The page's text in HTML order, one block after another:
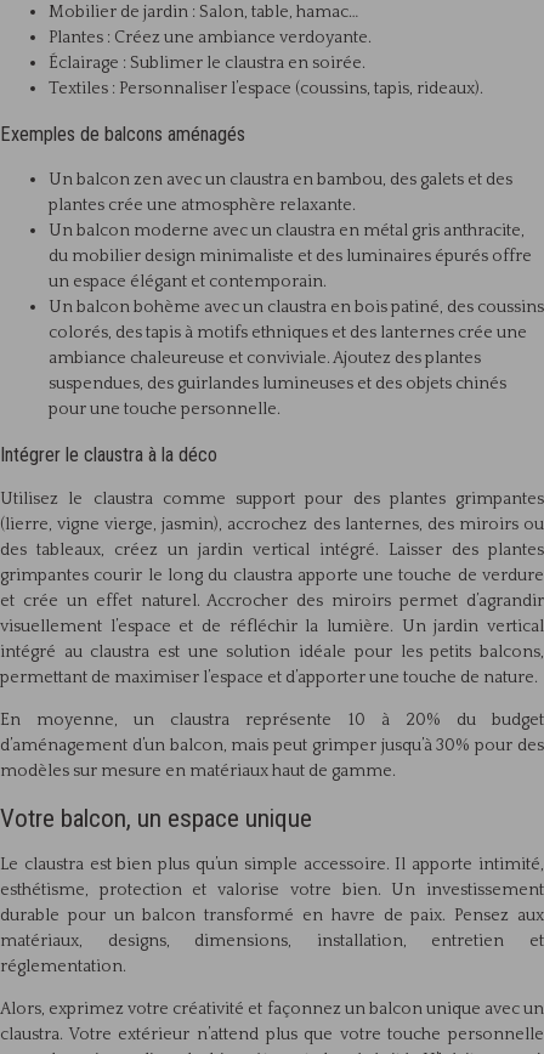
Mobilier de jardin : Salon, table, hamac…
Plantes : Créez une ambiance verdoyante.
Éclairage : Sublimer le claustra en soirée.
Textiles : Personnaliser l’espace (coussins, tapis, rideaux).
Exemples de balcons aménagés
Un balcon zen avec un claustra en bambou, des galets et des
plantes crée une atmosphère relaxante.
Un balcon moderne avec un claustra en métal gris anthracite,
du mobilier design minimaliste et des luminaires épurés offre
un espace élégant et contemporain.
Un balcon bohème avec un claustra en bois patiné, des coussins
colorés, des tapis à motifs ethniques et des lanternes crée une
ambiance chaleureuse et conviviale. Ajoutez des plantes
suspendues, des guirlandes lumineuses et des objets chinés
pour une touche personnelle.
Intégrer le claustra à la déco
Utilisez le claustra comme support pour des plantes grimpantes
(lierre, vigne vierge, jasmin), accrochez des lanternes, des miroirs ou
des tableaux, créez un jardin vertical intégré. Laisser des plantes
grimpantes courir le long du claustra apporte une touche de verdure
et crée un effet naturel. Accrocher des miroirs permet d’agrandir
visuellement l’espace et de réfléchir la lumière. Un jardin vertical
intégré au claustra est une solution idéale pour les petits balcons,
permettant de maximiser l’espace et d’apporter une touche de nature.
En moyenne, un claustra représente 10 à 20% du budget
d’aménagement d’un balcon, mais peut grimper jusqu’à 30% pour des
modèles sur mesure en matériaux haut de gamme.
Votre balcon, un espace unique
Le claustra est bien plus qu’un simple accessoire. Il apporte intimité,
esthétisme, protection et valorise votre bien. Un investissement
durable pour un balcon transformé en havre de paix. Pensez aux
matériaux, designs, dimensions, installation, entretien et
réglementation.
Alors, exprimez votre créativité et façonnez un balcon unique avec un
claustra. Votre extérieur n’attend plus que votre touche personnelle